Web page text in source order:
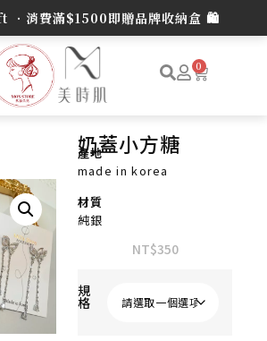
0
奶蓋小方糖
產地
made in korea
材質
純銀
NT$350
規
格